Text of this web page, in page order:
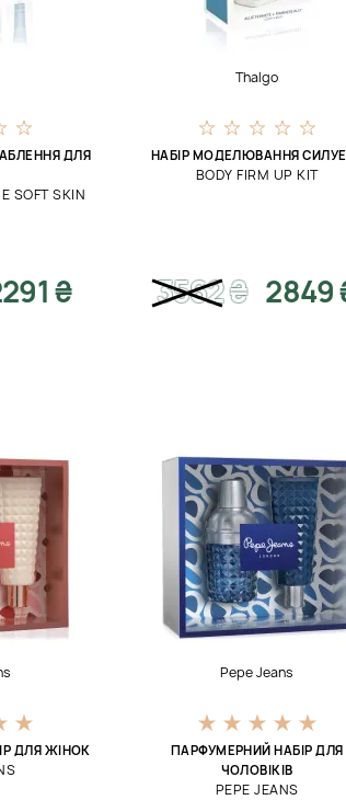
ДЛЯ
SOFT SKIN
₴
Thalgo
НАБІР МОДЕЛЮВАННЯ
BODY FIRM UP KIT
3562₴ 2849
ДЛЯ ЖІНОК
Pepe Jeans
ПАРФУМЕРНИЙ НАБІР ДЛЯ
ЧОЛОВІКІВ
PEPE JEANS